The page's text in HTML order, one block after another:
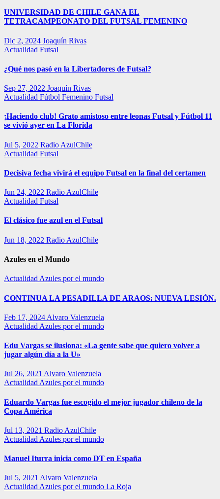
UNIVERSIDAD DE CHILE GANA EL
TETRACAMPEONATO DEL FUTSAL FEMENINO
Dic 2, 2024 Joaquín Rivas
Actualidad Futsal
¿Qué nos pasó en la Libertadores de Futsal?
Sep 27, 2022 Joaquín Rivas
Actualidad Fútbol Femenino Futsal
¡Haciendo club! Grato amistoso entre leonas Futsal y Fútbol 11
se vivió ayer en La Florida
Jul 5, 2022 Radio AzulChile
Actualidad Futsal
Decisiva fecha vivirá el equipo Futsal en la final del certamen
Jun 24, 2022 Radio AzulChile
Actualidad Futsal
El clásico fue azul en el Futsal
Jun 18, 2022 Radio AzulChile
Azules en el Mundo
Actualidad Azules por el mundo
CONTINUA LA PESADILLA DE ARAOS: NUEVA LESIÓN.
Feb 17, 2024 Alvaro Valenzuela
Actualidad Azules por el mundo
Edu Vargas se ilusiona: «La gente sabe que quiero volver a
jugar algún día a la U»
Jul 26, 2021 Alvaro Valenzuela
Actualidad Azules por el mundo
Eduardo Vargas fue escogido el mejor jugador chileno de la
Copa América
Jul 13, 2021 Radio AzulChile
Actualidad Azules por el mundo
Manuel Iturra inicia como DT en España
Jul 5, 2021 Alvaro Valenzuela
Actualidad Azules por el mundo La Roja